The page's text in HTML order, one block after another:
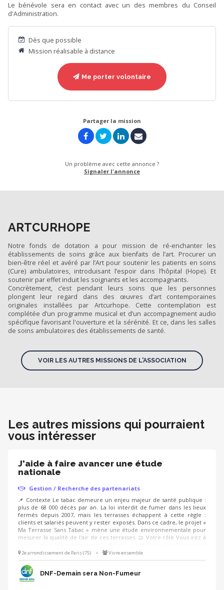
Le bénévole sera en contact avec un des membres du Conseil
d'Administration.
Dès que possible
Mission réalisable à distance
Me porter volontaire
Partager la mission
Un problème avec cette annonce ?
Signaler l'annonce
ARTCURHOPE
Notre fonds de dotation a pour mission de ré-enchanter les
établissements de soins grâce aux bienfaits de l’art. Procurer un
bien-être réel et avéré par l’Art pour soutenir les patients en soins
(Cure) ambulatoires, introduisant l’espoir dans l’hôpital (Hope). Et
soutenir par effet induit les soignants et les accompagnants.
Concrètement, c’est pendant leurs soins que les personnes
plongent leur regard dans des œuvres d’art contemporaines
originales installées par Artcurhope. Cette contemplation est
complétée d’un programme musical et d’un accompagnement audio
spécifique favorisant l'ouverture et la sérénité. Et ce, dans les salles
de soins ambulatoires des établissements de santé.
VOIR LES AUTRES MISSIONS DE L'ASSOCIATION
Les autres missions qui pourraient
vous intéresser
J'aide à faire avancer une étude
nationale
Gestion / Recherche des partenariats
📌 Contexte Le tabac demeure un enjeu majeur de santé publique :
plus de 68 000 décès par an. La loi interdit de fumer dans les lieux
fermés depuis 2007, mais les terrasses échappent à cette règle :
clients et salariés peuvent y rester exposés. Dans ce cadre, le projet «
Ma Terrasse Sans Tabac » mène une étude environnementale pour
mesurer la qualité de l'air de ces terrasses. 🤝 Votre rôle Vous irez à
téléphone : 5 à 10 minutes pour présenter la démarche, recueillir
leur accord et fixer une date. Les équipes de l'étude réalisent ensuite
la mesure.
2e arrondissement de Paris (75) • Vivre ensemble
DNF-Demain sera Non-Fumeur